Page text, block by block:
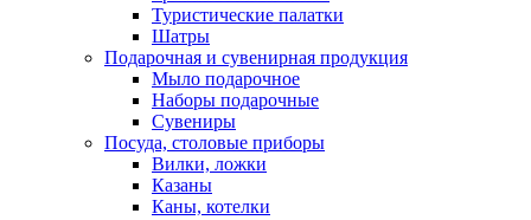
Туристические палатки
Шатры
Подарочная и сувенирная продукция
Мыло подарочное
Наборы подарочные
Сувениры
Посуда, столовые приборы
Вилки, ложки
Казаны
Каны, котелки